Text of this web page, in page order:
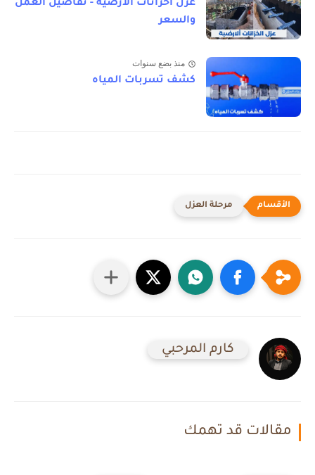
عزل اخزانات الارضية - تفاصيل العمل
والسعر
منذ بضع سنوات
كشف تسربات المياه
مرحلة العزل
كارم المرحبي
مقالات قد تهمك